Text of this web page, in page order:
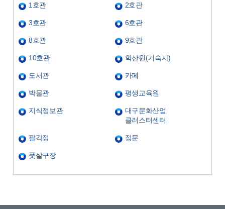
1호관 2호관
3호관 6호관
8호관 9호관
10호관 학산원(기숙사)
도서관 카페
박물관 평생교육원
지식정보관
대구문화산업
클러스터센터
팔각정 정문
풋살구장